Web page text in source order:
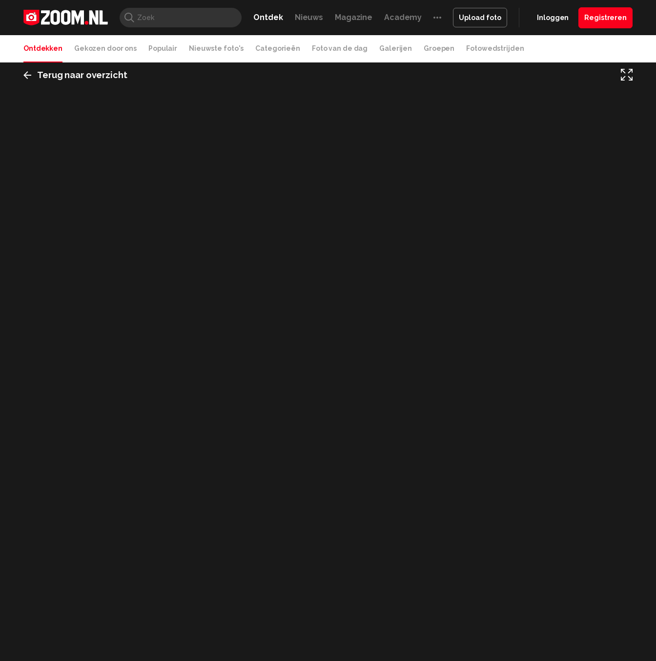
Ontdek Nieuws Magazine Academy Upload foto Inloggen Registreren
Ontdekken Gekozen door ons Populair Nieuwste foto's Categorieën Foto van de dag Galerijen Groepen Fotowedstrijden
Terug naar overzicht